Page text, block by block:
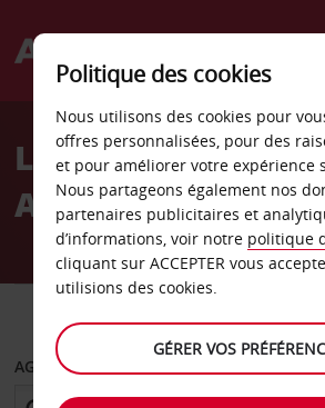
Welcome
AvisLocation de
Aéroport de Porto
AGENCE DE DÉPART
Politique des cookies
Nous utilisons des cookies pour
offres personnalisées, pour des
et pour améliorer votre expérience
Nous partageons également nos
partenaires publicitaires et
d’informations, voir notre politique
cliquant sur ACCEPTER vous
utilisions des cookies.
GÉRER VOS